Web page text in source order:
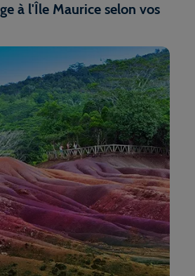
à l'Île Maurice selon vos